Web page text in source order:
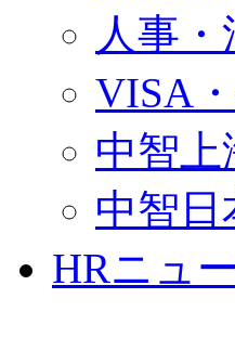
人事
VISA
中智
中智
HRニュ